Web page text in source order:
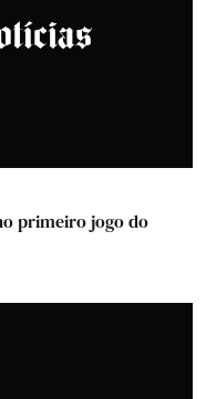
primeiro jogo do